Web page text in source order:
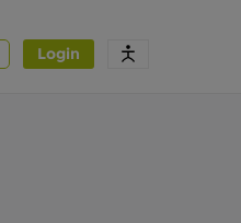
Login